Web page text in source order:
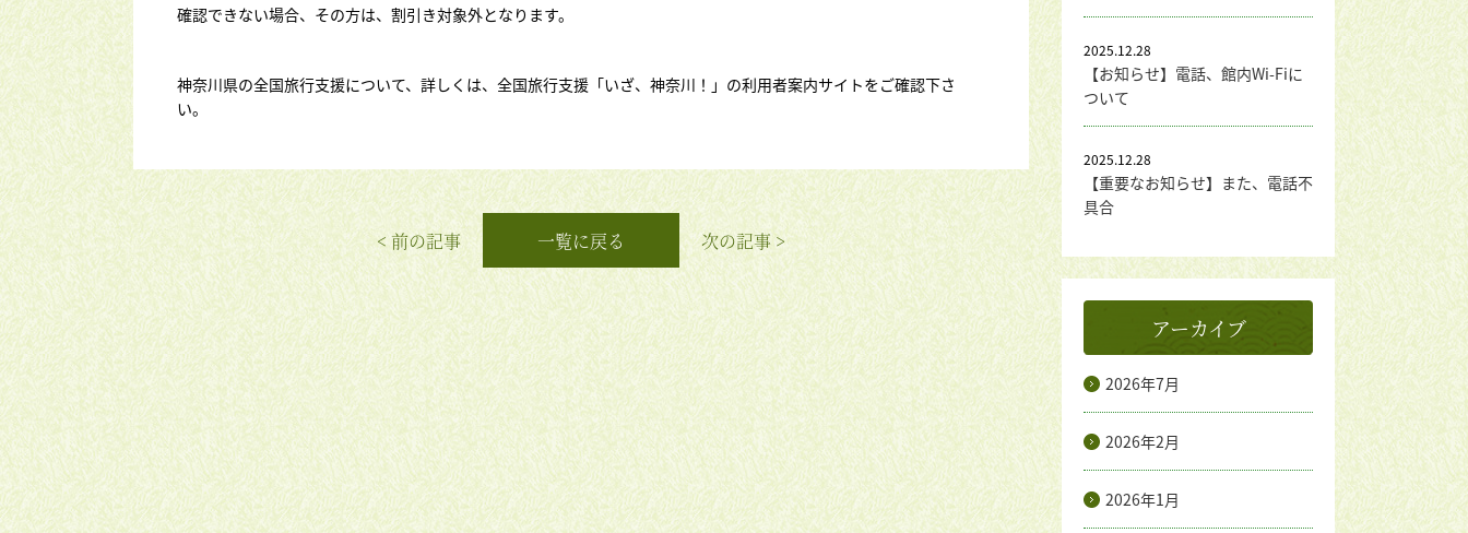
確認できない場合、その方は、割引き対象外となります。
神奈川県の全国旅行支援について、詳しくは、全国旅行支援「いざ、神奈川！」の利用者案内サイトをご確認下さ
い。
< 前の記事 一覧に戻る 次の記事 >
【お知らせ】電話、館内Wi-Fiに
ついて
2025.12.28
【重要なお知らせ】また、電話不
具合
2025.12.28
アーカイブ
2026年7月
2026年2月
2026年1月